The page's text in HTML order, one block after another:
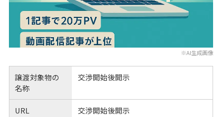
※AI生成画像
譲渡対象物の
名称
交渉開始後開示
URL 交渉開始後開示